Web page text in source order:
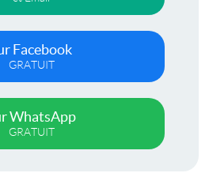
Facebook
GRATUIT
WhatsApp
GRATUIT